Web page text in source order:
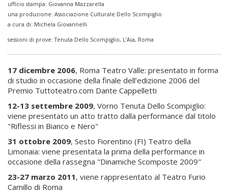
ufficio stampa: Giovanna Mazzarella
una produzione: Associazione Culturale Dello Scompiglio
a cura di: Michela Giovannelli
sessioni di prove: Tenuta Dello Scompiglio, L’Aia, Roma
17 dicembre 2006, Roma Teatro Valle: presentato in forma
di studio in occasione della finale dell’edizione 2006 del
Premio Tuttoteatro.com Dante Cappelletti
12-13 settembre 2009, Vorno Tenuta Dello Scompiglio:
viene presentato un atto tratto dalla performance dal titolo
"Riflessi in Bianco e Nero"
31 ottobre 2009, Sesto Fiorentino (FI) Teatro della
Limonaia: viene presentata la prima della performance in
occasione della rassegna "Dinamiche Scomposte 2009"
23-27 marzo 2011, viene rappresentato al Teatro Furio
Camillo di Roma